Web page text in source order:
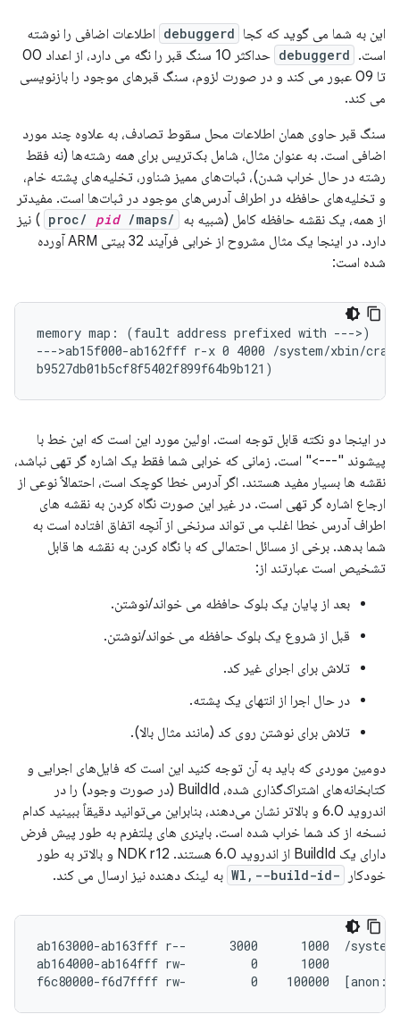
این به شما می گوید که کجا debuggerd اطلاعات اضافی را نوشته
است. debuggerd
حداکثر 10 سنگ قبر را نگه می دارد، از اعداد 00
تا 09 عبور می کند و در صورت لزوم، سنگ قبرهای موجود را بازنویسی
می کند.
سنگ قبر حاوی همان اطلاعات محل سقوط تصادف، به علاوه چند مورد
اضافی است. به عنوان مثال، شامل بک‌تریس برای همه رشته‌ها (نه فقط
رشته در حال خراب شدن)، ثبات‌های ممیز شناور، تخلیه‌های پشته خام،
و تخلیه‌های حافظه در اطراف آدرس‌های موجود در ثبات‌ها است. مفیدتر
از همه، یک نقشه حافظه کامل (شبیه به
/proc/
pid/maps
) نیز
دارد. در اینجا یک مثال مشروح از خرابی فرآیند 32 بیتی ARM آورده
شده است:
memory map: (fault address prefixed with --->)
--->ab15f000-ab162fff r-x 0 4000 /system/xbin/
در اینجا دو نکته قابل توجه است. اولین مورد این است که این خط با
پیشوند "--->" است. زمانی که خرابی شما فقط یک اشاره گر تهی نباشد،
نقشه ها بسیار مفید هستند. اگر آدرس خطا کوچک است، احتمالاً نوعی از
ارجاع اشاره گر تهی است. در غیر این صورت نگاه کردن به نقشه های
اطراف آدرس خطا اغلب می تواند سرنخی از آنچه اتفاق افتاده است به
شما بدهد. برخی از مسائل احتمالی که با نگاه کردن به نقشه ها قابل
تشخیص است عبارتند از:
بعد از پایان یک بلوک حافظه می خواند/نوشتن.
قبل از شروع یک بلوک حافظه می خواند/نوشتن.
تلاش برای اجرای غیر کد.
در حال اجرا از انتهای یک پشته.
تلاش برای نوشتن روی کد (مانند مثال بالا).
دومین موردی که باید به آن توجه کنید این است که فایل‌های اجرایی و
کتابخانه‌های اشتراک‌گذاری شده، BuildId (در صورت وجود) را در
اندروید 6.0 و بالاتر نشان می‌دهند، بنابراین می‌توانید دقیقاً ببینید کدام
نسخه از کد شما خراب شده است. باینری های پلتفرم به طور پیش فرض
دارای یک BuildId از اندروید 6.0 هستند. NDK r12 و بالاتر به طور
خودکار
-Wl,--build-id به لینک دهنده نیز ارسال می کند.
ab163000-ab163fff r--      3000      1000  /
ab164000-ab164fff rw-         0      1000